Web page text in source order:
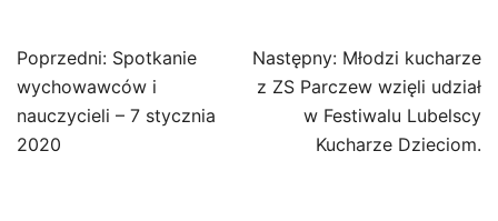
Nawigacja
wpisu
Poprzedni: Spotkanie
wychowawców i
nauczycieli – 7 stycznia
2020
Następny: Młodzi kucharze
z ZS Parczew wzięli udział
w Festiwalu Lubelscy
Kucharze Dzieciom.